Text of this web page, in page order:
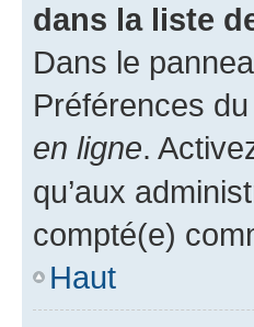
dans la liste
Dans le
Préférences
en ligne.
qu’aux
compté(e)
Haut